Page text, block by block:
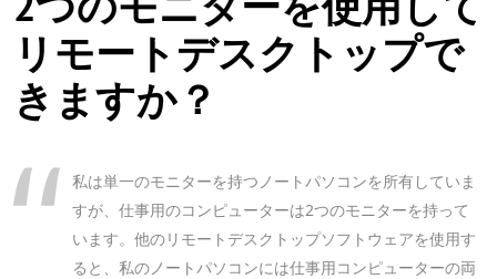
リモートデスクトップで
きますか？
私は単一のモニターを持つノートパソコンを所有していま
すが、仕事用のコンピューターは2つのモニターを持って
います。他のリモートデスクトップソフトウェアを使用す
ると、私のノートパソコンには仕事用コンピューターの両